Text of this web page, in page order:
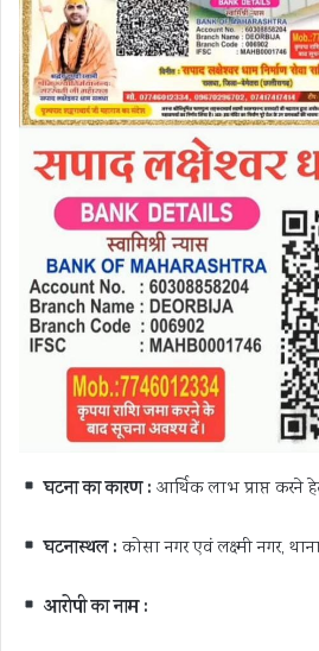
घटना का कारण :आर्थिक लाभ प्राप्त करने
घटनास्थल :कोसा नगर एवं लक्ष्मी नगर,
आरोपी का नाम :